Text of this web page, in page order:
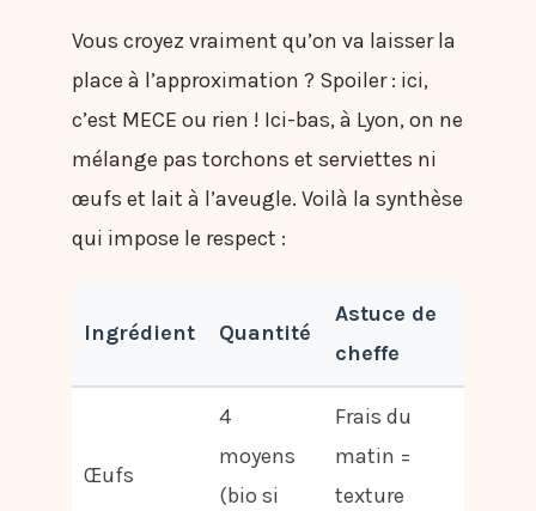
Vous croyez vraiment qu’on va laisser la
place à l’approximation ? Spoiler : ici,
c’est MECE ou rien ! Ici-bas, à Lyon, on ne
mélange pas torchons et serviettes ni
œufs et lait à l’aveugle. Voilà la synthèse
qui impose le respect :
Ingrédient Quantité
Astuce de
cheffe
Œufs
4
moyens
(bio si
Frais du
matin =
texture